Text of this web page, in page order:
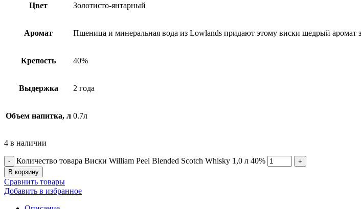
Цвет Золотисто-янтарный
Аромат Пшеница и минеральная вода из Lowlands придают этому виски щедрый аромат
Крепость 40%
Выдержка 2 года
Объем напитка, л 0.7л
4 в наличии
Количество товара Виски William Peel Blended Scotch Whisky 1,0 л 40%
В корзину
Сравнить товары
Добавить в избранное